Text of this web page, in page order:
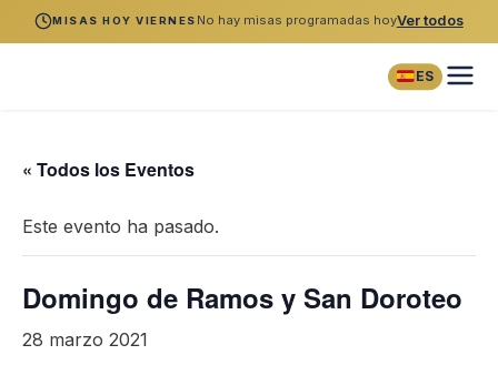
MISAS HOY VIERNES No hay misas programadas hoyVer todos
ES
« Todos los Eventos
Este evento ha pasado.
Domingo de Ramos y San Doroteo
28 marzo 2021